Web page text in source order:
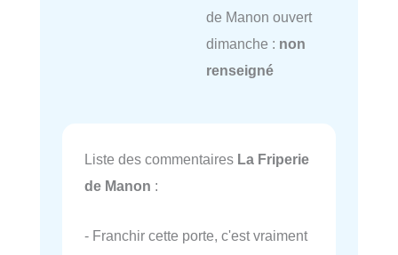
de Manon ouvert
dimanche : non
renseigné
Liste des commentaires La Friperie
de Manon :
- Franchir cette porte, c'est vraiment